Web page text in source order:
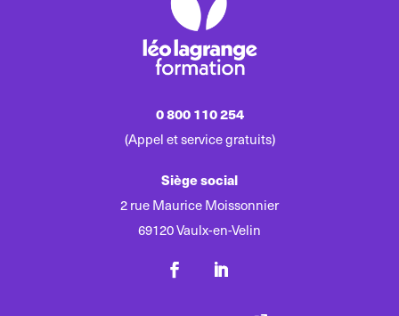
0 800 110 254
(Appel et service gratuits)
Siège social
2 rue Maurice Moissonnier
69120 Vaulx-en-Velin